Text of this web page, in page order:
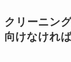
クリーニン
向けなけれ